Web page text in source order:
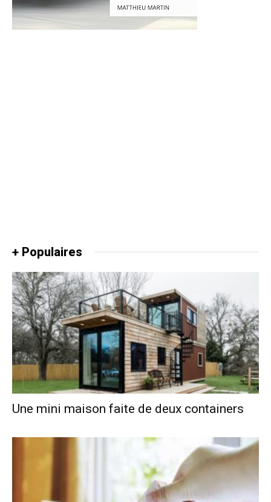
+ Populaires
Une mini maison faite de deux containers